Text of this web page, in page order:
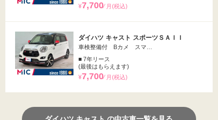
¥7,700⁄ 月(税込)
ダイハツ キャスト スポーツＳＡＩＩ
車検整備付 Bカメ スマ…
■ 7年リース
(最後はもらえます)
¥7,700⁄ 月(税込)